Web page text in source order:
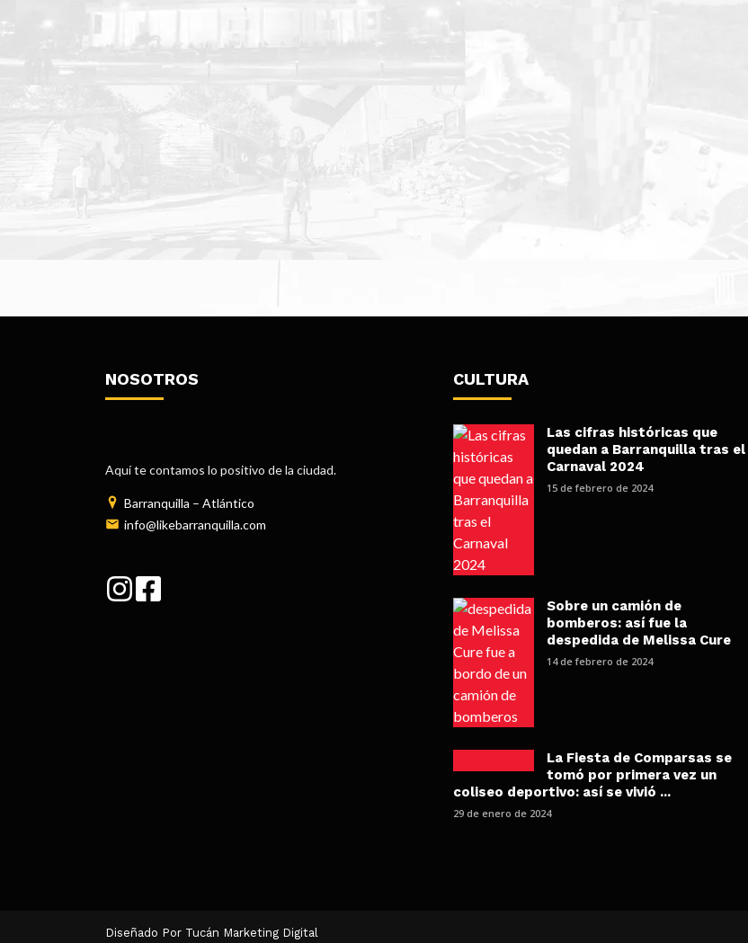
NOSOTROS
Aquí te contamos lo positivo de la ciudad.
Barranquilla – Atlántico
info@likebarranquilla.com
CULTURA
Las cifras históricas que
quedan a Barranquilla tras el
Carnaval 2024
15 de febrero de 2024
Sobre un camión de
bomberos: así fue la
despedida de Melissa Cure
14 de febrero de 2024
La Fiesta de Comparsas se
tomó por primera vez un
coliseo deportivo: así se vivió ...
29 de enero de 2024
Diseñado Por Tucán Marketing Digital